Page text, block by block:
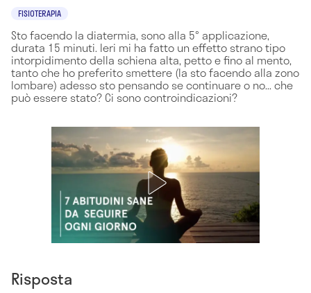
FISIOTERAPIA
Sto facendo la diatermia, sono alla 5° applicazione,
durata 15 minuti. Ieri mi ha fatto un effetto strano tipo
intorpidimento della schiena alta, petto e fino al mento,
tanto che ho preferito smettere (la sto facendo alla zono
lombare) adesso sto pensando se continuare o no... che
può essere stato? Ci sono controindicazioni?
Risposta